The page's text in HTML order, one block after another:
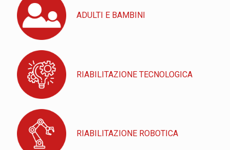
ADULTI E BAMBINI
RIABILITAZIONE TECNOLOGICA
RIABILITAZIONE ROBOTICA